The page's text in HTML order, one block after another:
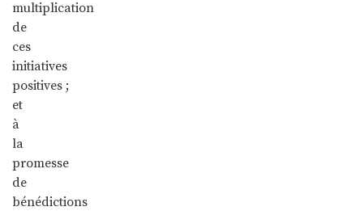
multiplication
de
ces
initiatives
positives ;
et
à
la
promesse
de
bénédictions